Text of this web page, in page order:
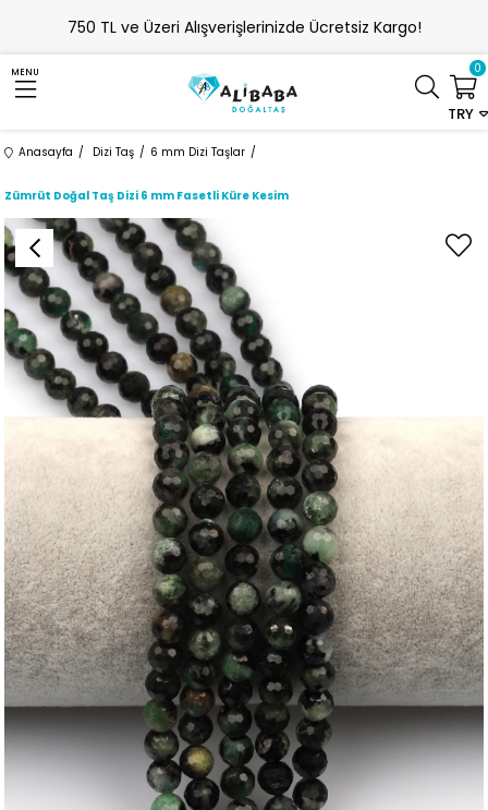
750 TL ve Üzeri Alışverişlerinizde Ücretsiz Kargo!
MENU
TRY
0
Anasayfa Dizi Taş 6 mm Dizi Taşlar
Zümrüt Doğal Taş Dizi 6 mm Fasetli Küre Kesim